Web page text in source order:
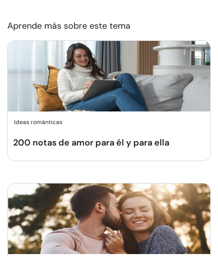
Aprende más sobre este tema
Ideas románticas
200 notas de amor para él y para ella